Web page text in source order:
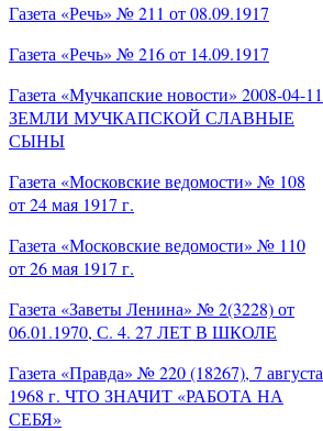
Газета «Речь» № 211 от 08.09.1917
Газета «Речь» № 216 от 14.09.1917
Газета «Мучкапские новости» 2008-04-11
ЗЕМЛИ МУЧКАПСКОЙ СЛАВНЫЕ
СЫНЫ
Газета «Московские ведомости» № 108
от 24 мая 1917 г.
Газета «Московские ведомости» № 110
от 26 мая 1917 г.
Газета «Заветы Ленина» № 2(3228) от
06.01.1970, С. 4. 27 ЛЕТ В ШКОЛЕ
Газета «Правда» № 220 (18267), 7 августа
1968 г. ЧТО ЗНАЧИТ «РАБОТА НА
СЕБЯ»